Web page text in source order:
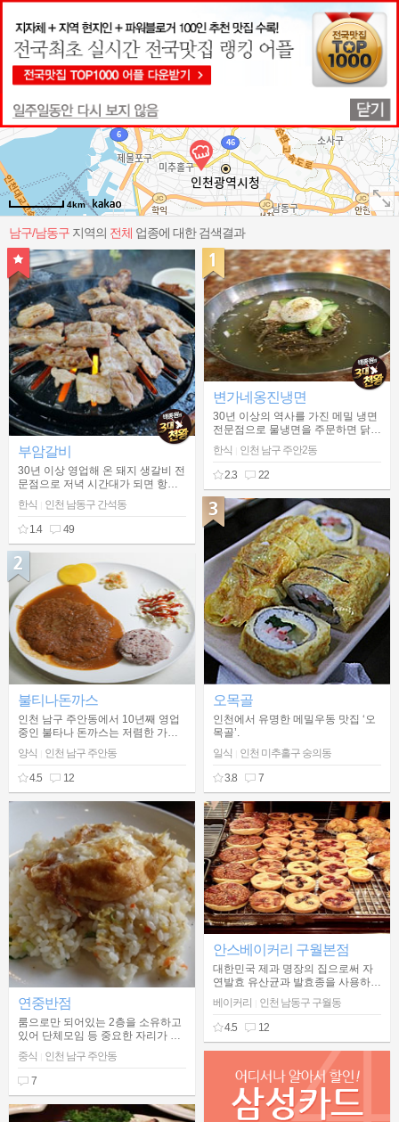
맛집랭킹 지역별 테마별 주변맛집 리뷰
4km
남구/남동구 지역의 전체 업종에 대한 검색결과
부암갈비
30년 이상 영업해 온 돼지 생갈비 전
문점으로 저녁 시간대가 되면 항상
만석 인 곳
한식
인천 남동구 간석동
1.4
49
불티나돈까스
인천 남구 주안동에서 10년째 영업
중인 불타나 돈까스는 저렴한 가격
과 중독성 강한 돈까스로 사랑받는
집이다. 돈까스는 국내산 생고기로
만 조리하고 소스 역시 주방에서 직
접 만든다. 모든 재료는 국내산만을
고집하고 옛날 왕돈까스 스타일로
큼지막하게 나오는 것이 특징이다.
느끼함을 덜어주는 매운돈까스는 불
타나 돈까스에서 자랑하는 인기 메
뉴다. 새록새록 옛 추억을 떠올리며
10년전 돈까스의 맛을 불타나 돈까
스에서 느껴보자.
양식
인천 남구 주안동
4.5
12
연중반점
룸으로만 되어있는 2층을 소유하고
있어 단체모임 등 중요한 자리가 있
으면 미리 예약을 해놓으면 편리하
게 이용할 수 있는 화교가 운영하는
식당
중식
인천 남구 주안동
7
변가네옹진냉면
30년 이상의 역사를 가진 메밀 냉면
전문점으로 물냉면을 주문하면 닭과
돼지로 낸 육수에 메밀로 만든 면을
말아서 고명을 얹어 주는 정다운 맛
집 '변가네 옹진냉면'
한식
인천 남구 주안2동
2.3
22
오목골
인천에서 유명한 메밀우동 맛집 ‘오
목골’.
일식
인천 미추홀구 숭의동
3.8
7
안스베이커리 구월본점
대한민국 제과 명장의 집으로써 자
연발효 유산균과 발효종을 사용하여
베이커리
인천 남동구 구월동
4.5
12